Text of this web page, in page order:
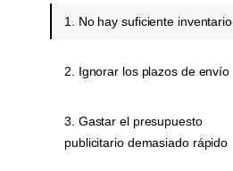
1. No hay suficiente inventario
2. Ignorar los plazos de envío
3. Gastar el presupuesto
publicitario demasiado rápido